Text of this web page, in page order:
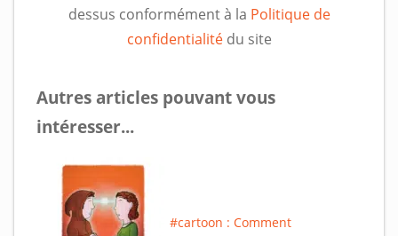
dessus conformément à la Politique de
confidentialitédu site
Autres articles pouvant vous
intéresser...
#cartoon : Comment